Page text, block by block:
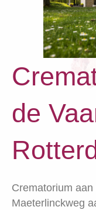
de
Crematorium
Maeterlinckweg